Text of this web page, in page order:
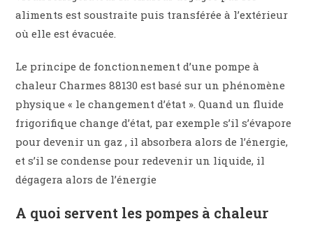
aliments est soustraite puis transférée à l’extérieur
où elle est évacuée.
Le principe de fonctionnement d’une pompe à
chaleur Charmes 88130 est basé sur un phénomène
physique « le changement d’état ». Quand un fluide
frigorifique change d’état, par exemple s’il s’évapore
pour devenir un gaz , il absorbera alors de l’énergie,
et s’il se condense pour redevenir un liquide, il
dégagera alors de l’énergie
A quoi servent les pompes à chaleur